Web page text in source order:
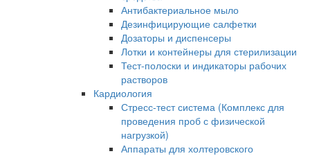
Антибактериальное мыло
Дезинфицирующие салфетки
Дозаторы и диспенсеры
Лотки и контейнеры для стерилизации
Тест-полоски и индикаторы рабочих
растворов
Кардиология
Стресс-тест система (Комплекс для
проведения проб с физической
нагрузкой)
Аппараты для холтеровского